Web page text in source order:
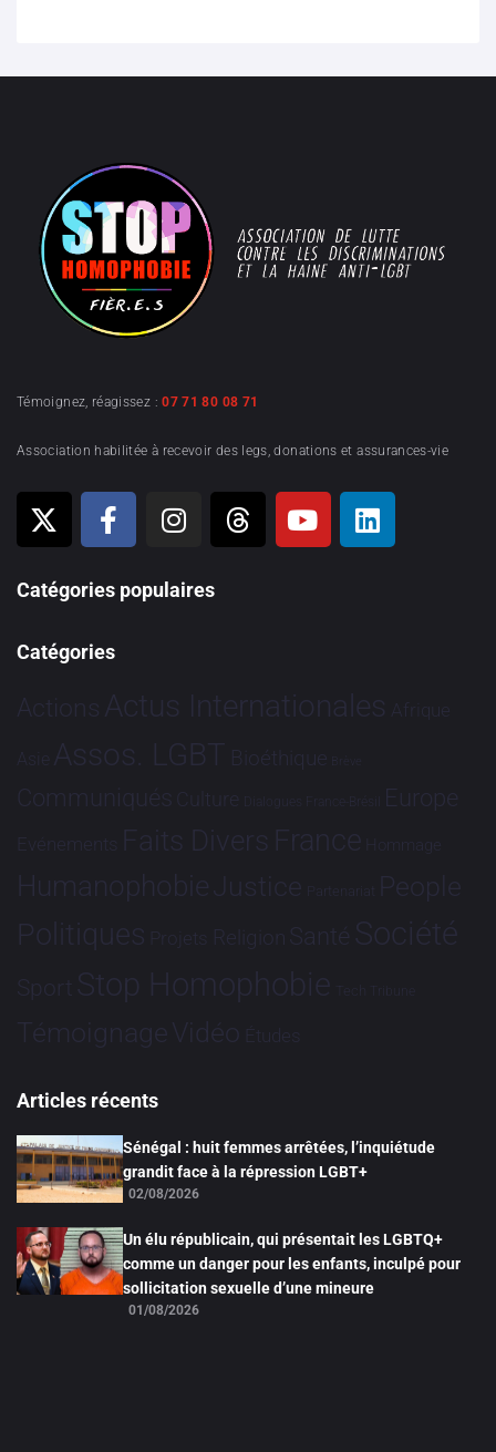
Témoignez, réagissez :07 71 80 08 71
Association habilitée à recevoir des legs, donations et assurances-vie
Catégories populaires
Catégories
Actions Actus Internationales Afrique
Asie Assos. LGBT Bioéthique Brève
Communiqués Culture Dialogues France-Brésil Europe
Evénements Faits Divers France Hommage
HumanophobieJustice Partenariat People
Politiques Projets Religion Santé Société
Sport Stop Homophobie Tech Tribune
TémoignageVidéo Études
Articles récents
Sénégal : huit femmes arrêtées, l’inquiétude
grandit face à la répression LGBT+
02/08/2026
Un élu républicain, qui présentait les LGBTQ+
comme un danger pour les enfants, inculpé pour
sollicitation sexuelle d’une mineure
01/08/2026